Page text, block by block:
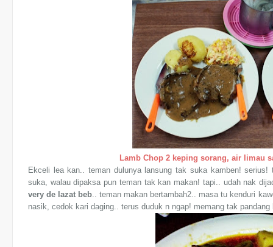
Lamb Chop 2 keping sorang, air limau
Ekceli lea kan.. teman dulunya lansung tak suka kamben!
suka, walau dipaksa pun teman tak kan makan! tapi.. udah nak
very de lazat beb.. teman makan bertambah2.. masa tu kenduri
nasik, cedok kari daging.. terus duduk n ngap! memang tak